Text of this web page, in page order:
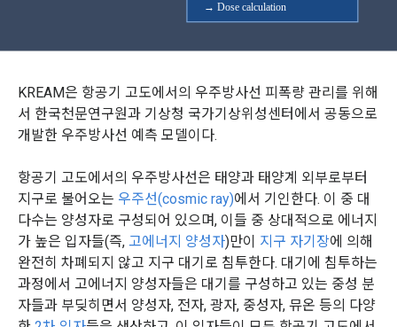
KREAM은 항공기 고도에서의 우주방사선 피폭량 관리를 위해
서 한국천문연구원과 기상청 국가기상위성센터에서 공동으로
개발한 우주방사선 예측 모델이다.
항공기 고도에서의 우주방사선은 태양과 태양계 외부로부터
지구로 불어오는 우주선(cosmic ray)에서 기인한다. 이 중 대
다수는 양성자로 구성되어 있으며, 이들 중 상대적으로 에너지
가 높은 입자들(즉, 고에너지 양성자)만이 지구 자기장에 의해
완전히 차폐되지 않고 지구 대기로 침투한다. 대기에 침투하는
과정에서 고에너지 양성자들은 대기를 구성하고 있는 중성 분
자들과 부딪히면서 양성자, 전자, 광자, 중성자, 뮤온 등의 다양